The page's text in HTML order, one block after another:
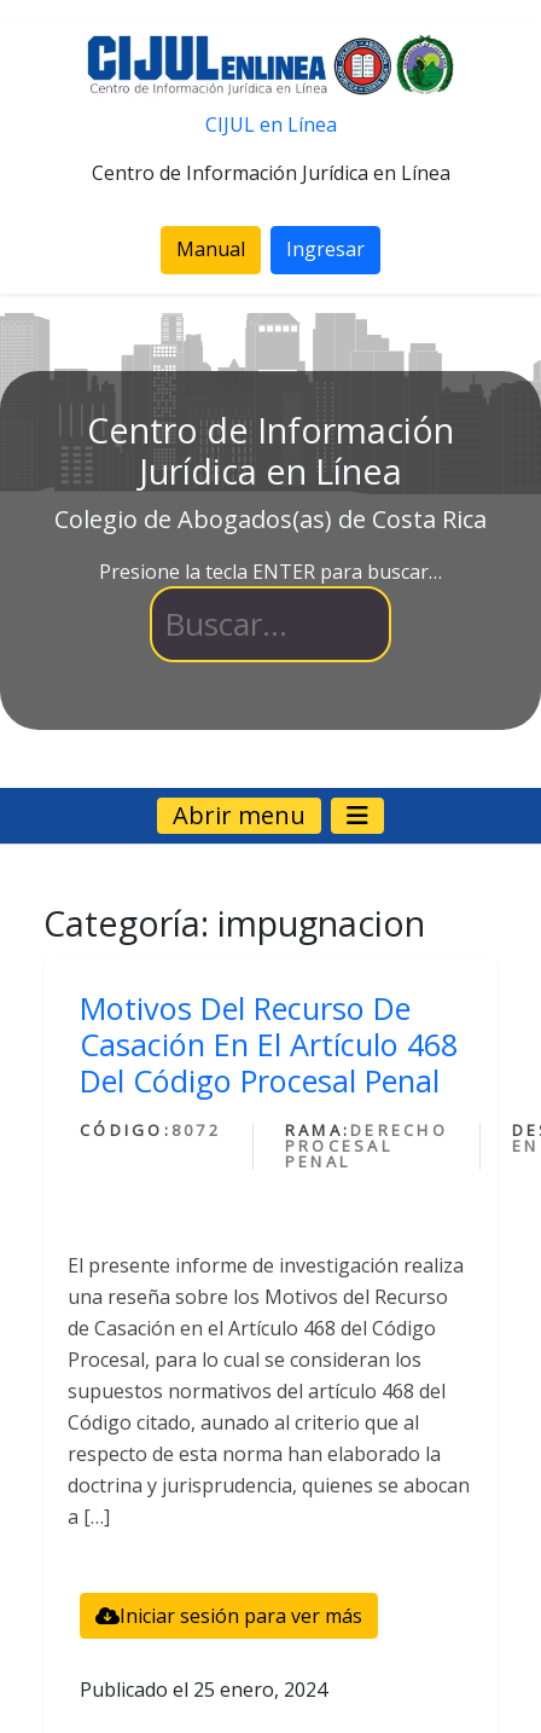
CIJUL en Línea
Centro de Información Jurídica en Línea
Manual Ingresar
Centro de Información
Jurídica en Línea
Colegio de Abogados(as) de Costa Rica
Presione la tecla ENTER para buscar…
Abrir menu
Categoría: impugnacion
Motivos Del Recurso De
Casación En El Artículo 468
Del Código Procesal Penal
CÓDIGO: 8072 RAMA: DERECHO
PROCESAL
PENAL
El presente informe de investigación realiza
una reseña sobre los Motivos del Recurso
de Casación en el Artículo 468 del Código
Procesal, para lo cual se consideran los
supuestos normativos del artículo 468 del
Código citado, aunado al criterio que al
respecto de esta norma han elaborado la
doctrina y jurisprudencia, quienes se abocan
a […]
Iniciar sesión para ver más
Publicado el 25 enero, 2024